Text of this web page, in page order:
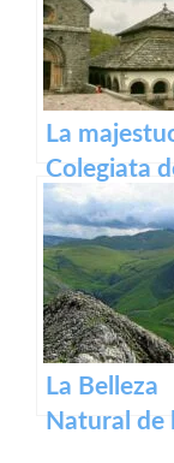
Navarra
La
Colegiata
un tesoro
medieval en
Pirineos
La Belleza
Natural de